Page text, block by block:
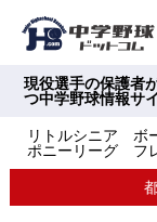
現役選手の保護者
つ中学野球情報サ
リトルシニア ボ
ポニーリーグ フ